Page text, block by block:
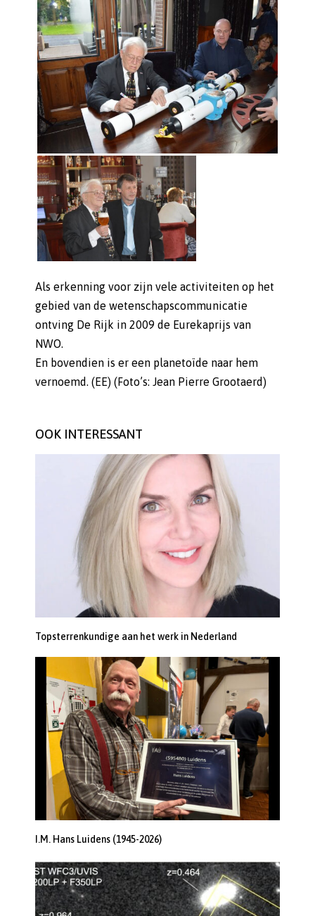
Als erkenning voor zijn vele activiteiten op het
gebied van de wetenschapscommunicatie
ontving De Rijk in 2009 de Eurekaprijs van
NWO.
En bovendien is er een planetoïde naar hem
vernoemd. (EE) (Foto’s: Jean Pierre Grootaerd)
OOK INTERESSANT
Topsterrenkundige aan het werk in Nederland
I.M. Hans Luidens (1945-2026)